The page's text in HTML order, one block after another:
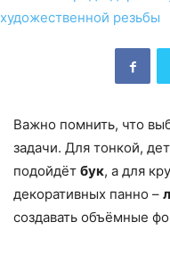
Важно помнить, что
задачи. Для тонкой,
подойдёт бук, а для
декоративных панно –
создавать объёмные